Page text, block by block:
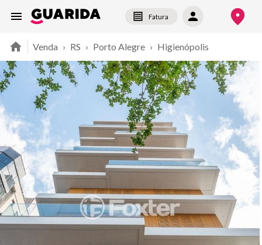
Fatura
Venda › RS › Porto Alegre › Higienópolis